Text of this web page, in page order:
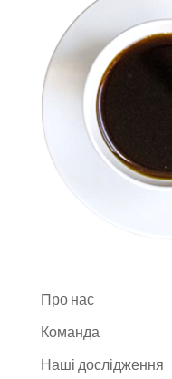
Про нас
Команда
Наші дослідження